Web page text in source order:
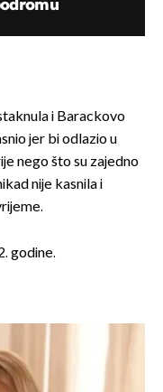
i Barackovo
jer bi odlazio u
nego što su zajedno
nije kasnila i
godine.